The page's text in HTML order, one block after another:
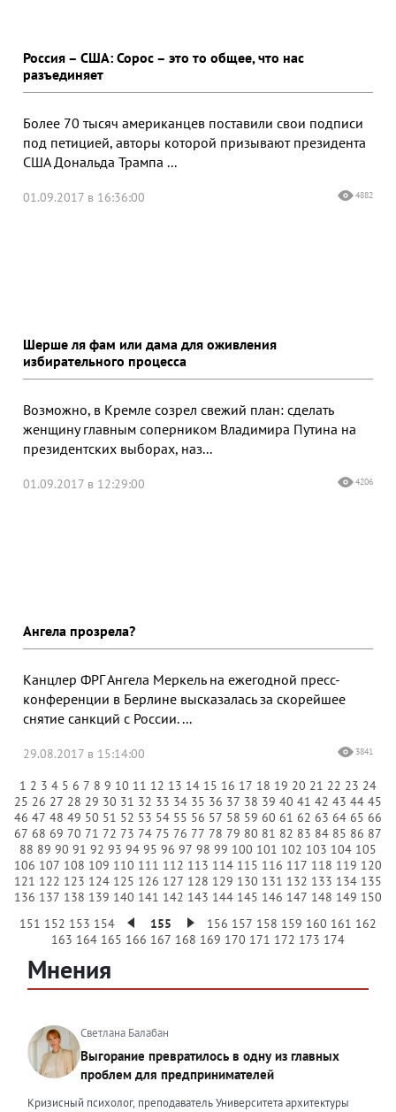
Россия – США: Сорос – это то общее, что нас
разъединяет
Более 70 тысяч американцев поставили свои подписи
под петицией, авторы которой призывают президента
США Дональда Трампа ...
01.09.2017 в 16:36:00 4882
Шерше ля фам или дама для оживления
избирательного процесса
Возможно, в Кремле созрел свежий план: сделать
женщину главным соперником Владимира Путина на
президентских выборах, наз...
01.09.2017 в 12:29:00 4206
Ангела прозрела?
Канцлер ФРГ Ангела Меркель на ежегодной пресс-
конференции в Берлине высказалась за скорейшее
снятие санкций с России. ...
29.08.2017 в 15:14:00 3841
1 2 3 4 5 6 7 8 9 10 11 12 13 14 15 16 17 18 19 20 21 22 23 24
25 26 27 28 29 30 31 32 33 34 35 36 37 38 39 40 41 42 43 44 45
46 47 48 49 50 51 52 53 54 55 56 57 58 59 60 61 62 63 64 65 66
67 68 69 70 71 72 73 74 75 76 77 78 79 80 81 82 83 84 85 86 87
88 89 90 91 92 93 94 95 96 97 98 99 100 101 102 103 104 105
106 107 108 109 110 111 112 113 114 115 116 117 118 119 120
121 122 123 124 125 126 127 128 129 130 131 132 133 134 135
136 137 138 139 140 141 142 143 144 145 146 147 148 149 150
151 152 153 154 155 156 157 158 159 160 161 162
163 164 165 166 167 168 169 170 171 172 173 174
Мнения
Светлана Балабан
Выгорание превратилось в одну из главных
проблем для предпринимателей
Кризисный психолог, преподаватель Университета архитектуры